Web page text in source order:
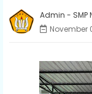
Admin - SMP
November